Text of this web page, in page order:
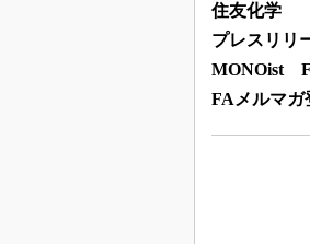
住友化学
プレスリリ
MONOist
FAメルマガ